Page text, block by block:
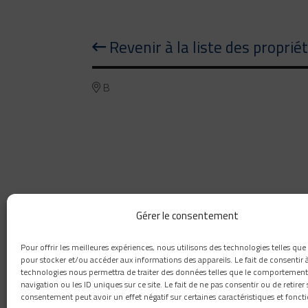
Gérer le consentement
Pour offrir les meilleures expériences, nous utilisons des technologies telles
pour stocker et/ou accéder aux informations des appareils. Le fait de consentir
technologies nous permettra de traiter des données telles que le
navigation ou les ID uniques sur ce site. Le fait de ne pas consentir ou de retirer
consentement peut avoir un effet négatif sur certaines caractéristiques et
Revenir à la liste des
B
418 660-8111